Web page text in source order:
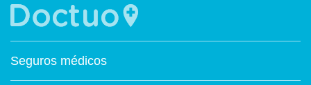
Seguros médicos